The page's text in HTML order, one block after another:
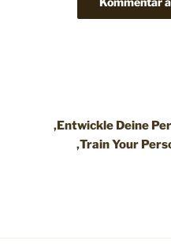
‚Entwickle Deine
‚Train Your